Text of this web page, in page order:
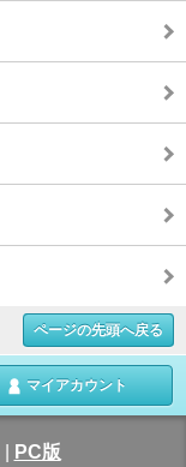
ページの先頭へ戻る
マイアカウント
PC版